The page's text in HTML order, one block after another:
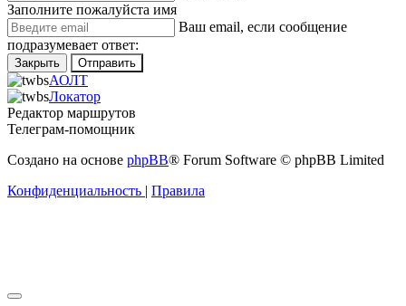
Заполните пожалуйста имя
Ваш еmail, если сообщение
подразумевает ответ:
Закрыть Отправить
АОЛТ
Локатор
Редактор маршрутов
Телеграм-помощник
Создано на основе phpBB® Forum Software © phpBB Limited
Конфиденциальность | Правила